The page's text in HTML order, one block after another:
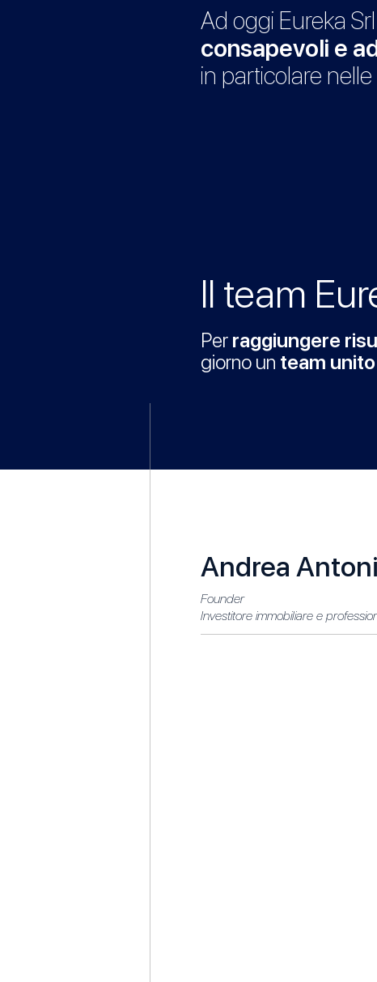
Ad oggi Eureka
consapevoli e
in particolare
Il team
Per raggiungere
giorno un team
Andrea
Founder
Investitore immobiliare e